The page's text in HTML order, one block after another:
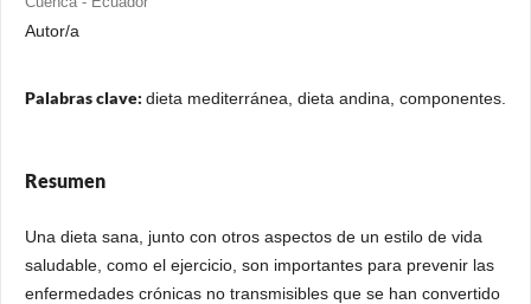
Autor/a
Palabras clave: dieta mediterránea, dieta andina, componentes.
Resumen
Una dieta sana, junto con otros aspectos de un estilo de vida
saludable, como el ejercicio, son importantes para prevenir las
enfermedades crónicas no transmisibles que se han convertido